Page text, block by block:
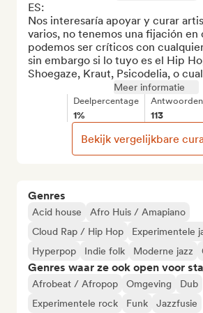
Genres
Acid house
Afro Huis / Amapiano
Cloud Rap / Hip Hop
Experimentele
Hyperpop
Indie folk Moderne jazz
Genres waar ze ook open voor
Afrobeat / Afropop Omgeving
Dub
Experimentele rock
Funk Jazzfusie
ES:
Nos interesaría apoyar y curar
varios, no tenemos una fijación
podemos ser críticos con
sin embargo si lo tuyo es el Hip
Shoegaze, Kraut, Psicodelia, o
Meer informatie
Deelpercentage
1% 113
Bekijk vergelijkbare